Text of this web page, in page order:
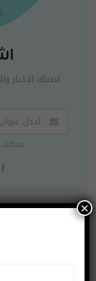
لتصلك الاخبار
يمكنك
الأذكى في
×